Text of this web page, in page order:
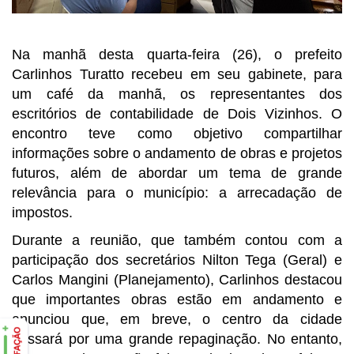
Na manhã desta quarta-feira (26), o prefeito
Carlinhos Turatto recebeu em seu gabinete, para
um café da manhã, os representantes dos
escritórios de contabilidade de Dois Vizinhos. O
encontro teve como objetivo compartilhar
informações sobre o andamento de obras e projetos
futuros, além de abordar um tema de grande
relevância para o município: a arrecadação de
impostos.
Durante a reunião, que também contou com a
participação dos secretários Nilton Tega (Geral) e
Carlos Mangini (Planejamento), Carlinhos destacou
que importantes obras estão em andamento e
anunciou que, em breve, o centro da cidade
passará por uma grande repaginação. No entanto,